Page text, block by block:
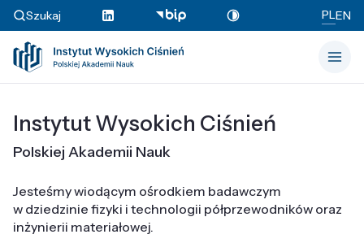
Szukaj PLEN
Instytut Wysokich Ciśnień
Polskiej Akademii Nauk
Jesteśmy wiodącym ośrodkiem badawczym
w dziedzinie fizyki i technologii półprzewodników oraz
inżynierii materiałowej.